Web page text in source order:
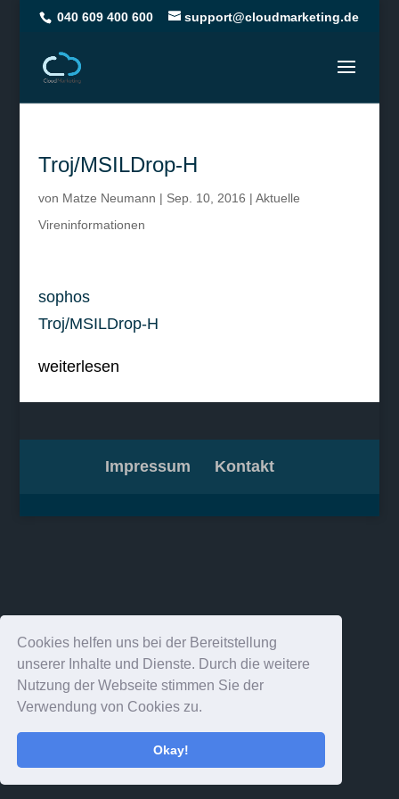
Cookies helfen uns bei der Bereitstellung
unserer Inhalte und Dienste. Durch die weitere
Nutzung der Webseite stimmen Sie der
Verwendung von Cookies zu.
Okay!
040 609 400 600 support@cloudmarketing.de
Troj/MSILDrop-H
von Matze Neumann | Sep. 10, 2016 | Aktuelle
Vireninformationen
sophos
Troj/MSILDrop-H
weiterlesen
Impressum Kontakt